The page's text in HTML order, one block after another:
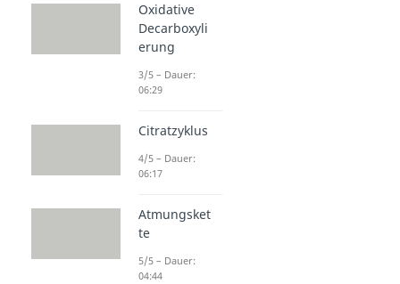
Oxidative
Decarboxyli
erung
3/5 – Dauer:
06:29
Citratzyklus
4/5 – Dauer:
06:17
Atmungsket
te
5/5 – Dauer:
04:44